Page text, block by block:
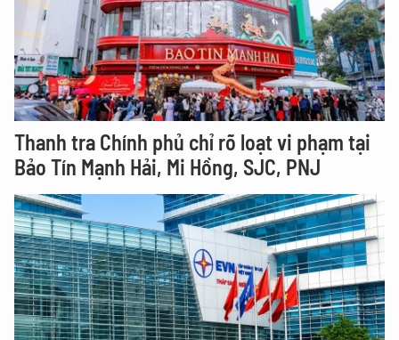
Thanh tra Chính phủ chỉ rõ loạt vi phạm tại
Bảo Tín Mạnh Hải, Mi Hồng, SJC, PNJ